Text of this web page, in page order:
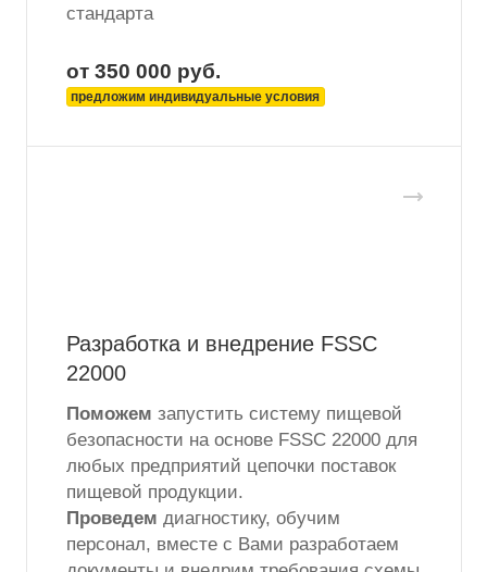
стандарта
от 350 000 руб.
предложим индивидуальные условия
Разработка и внедрение FSSC
22000
Поможем запустить систему пищевой
безопасности на основе FSSC 22000 для
любых предприятий цепочки поставок
пищевой продукции.
Проведем диагностику, обучим
персонал, вместе с Вами разработаем